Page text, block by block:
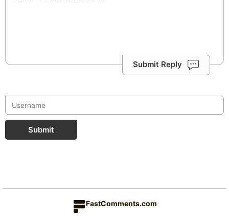
Submit Reply
Submit
FastComments.com